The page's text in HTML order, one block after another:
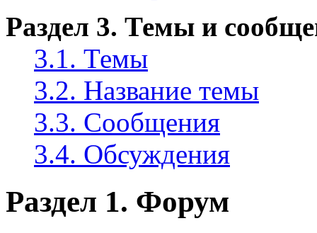
Раздел 3. Темы и
3.1. Темы
3.2. Название темы
3.3. Сообщения
3.4. Обсуждения
Раздел 1. Форум